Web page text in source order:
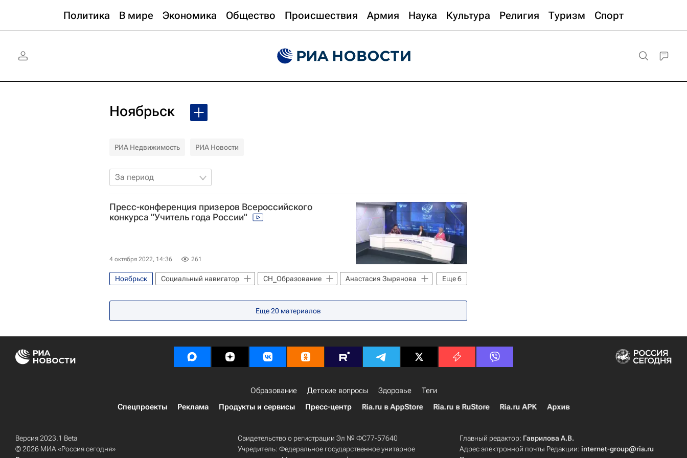
Политика В мире Экономика Общество Происшествия Армия Наука Культура Религия Туризм Спорт
Ноябрьск
РИА Недвижимость РИА Новости
За период
Пресс-конференция призеров Всероссийского
конкурса "Учитель года России"
4 октября 2022, 14:36 261
Еще6
Ноябрьск Социальный навигатор СН_Образование
Анастасия Зырянова
Министерство просвещения России (Минпросвещения России)
Еще20 материалов
Образование Детские вопросы Здоровье
Теги
Спецпроекты
Реклама Продукты и сервисы Пресс-центр Ria.ru в AppStore Ria.ru в RuStore Ria.ru APK Архив
Версия 2023.1 Beta
© 2026 МИА «Россия сегодня»
Свидетельство о регистрации Эл № ФС77-57640
Учредитель: Федеральное государственное унитарное
Главный редактор: Гаврилова А.В.
Адрес электронной почты Редакции:internet-group@ria.ru